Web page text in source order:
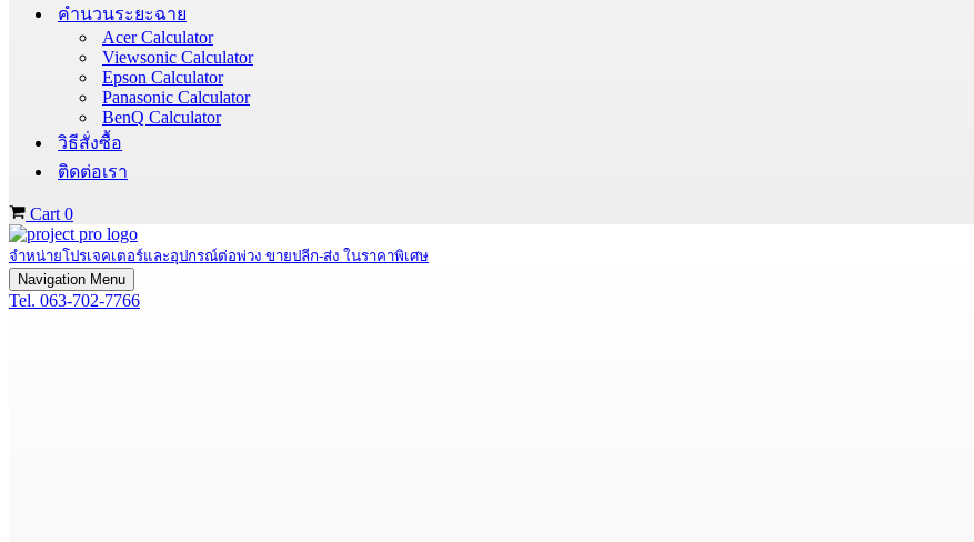
คำนวนระยะฉาย
Acer Calculator
Viewsonic Calculator
Epson Calculator
Panasonic Calculator
BenQ Calculator
วิธีสั่งซื้อ
ติดต่อเรา
Cart 0
จำหน่ายโปรเจคเตอร์และอุปกรณ์ต่อพ่วง ขายปลีก-ส่ง ในราคาพิเศษ
Navigation Menu
Tel. 063-702-7766